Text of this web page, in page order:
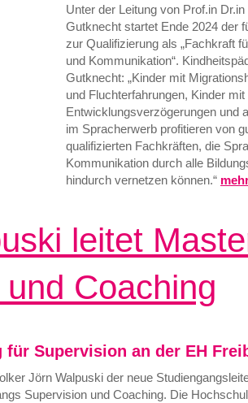
Unter der Leitung von Prof.in
Gutknecht startet Ende 2024 der
zur Qualifizierung als „Fachkraft
und Kommunikation“.
Gutknecht: „Kinder mit
und Fluchterfahrungen, Kinder mit
Entwicklungsverzögerungen und
im Spracherwerb profitieren von
qualifizierten Fachkräften, die
Kommunikation durch alle
hindurch vernetzen können.“
leitet
Coaching
Supervision an der EH
Jörn Walpuski der neue
Supervision und Coaching. Die